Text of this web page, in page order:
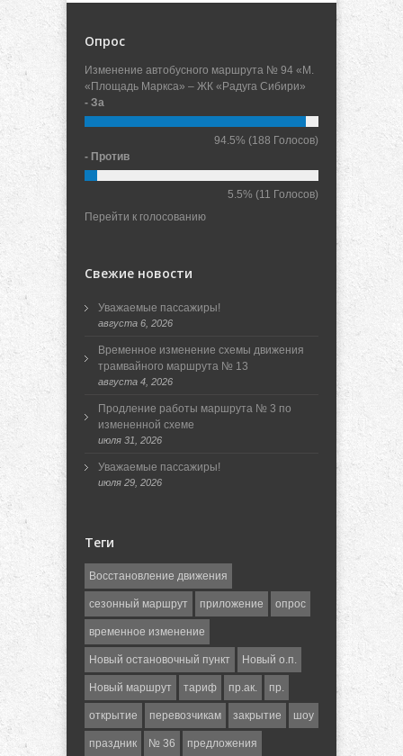
Опрос
Изменение автобусного маршрута № 94 «М.
«Площадь Маркса» – ЖК «Радуга Сибири»
- За
94.5% (188 Голосов)
- Против
5.5% (11 Голосов)
Перейти к голосованию
Свежие новости
Уважаемые пассажиры!
августа 6, 2026
Временное изменение схемы движения
трамвайного маршрута № 13
августа 4, 2026
Продление работы маршрута № 3 по
измененной схеме
июля 31, 2026
Уважаемые пассажиры!
июля 29, 2026
Теги
Восстановление движения
сезонный маршрут приложение опрос
временное изменение
Новый остановочный пункт Новый о.п.
Новый маршрут тариф пр.ак. пр.
открытие перевозчикам закрытие шоу
праздник № 36 предложения